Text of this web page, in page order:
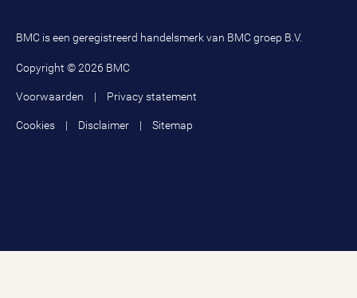
BMC is een geregistreerd handelsmerk van BMC groep B.V.
Copyright © 2026 BMC
Voorwaarden Privacy statement
Cookies Disclaimer Sitemap